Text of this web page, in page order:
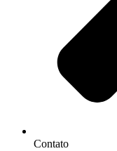
Contato